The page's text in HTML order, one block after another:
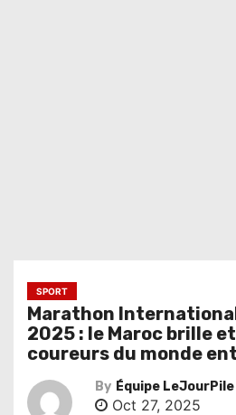
SPORT
Marathon
2025 : le Maroc brille
coureurs du monde
By Équipe LeJourPile
Oct 27, 2025